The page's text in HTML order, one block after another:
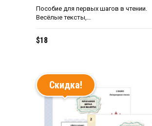
Пособие для первых шагов в чтении.
Весёлые тексты,…
$18
Скидка!